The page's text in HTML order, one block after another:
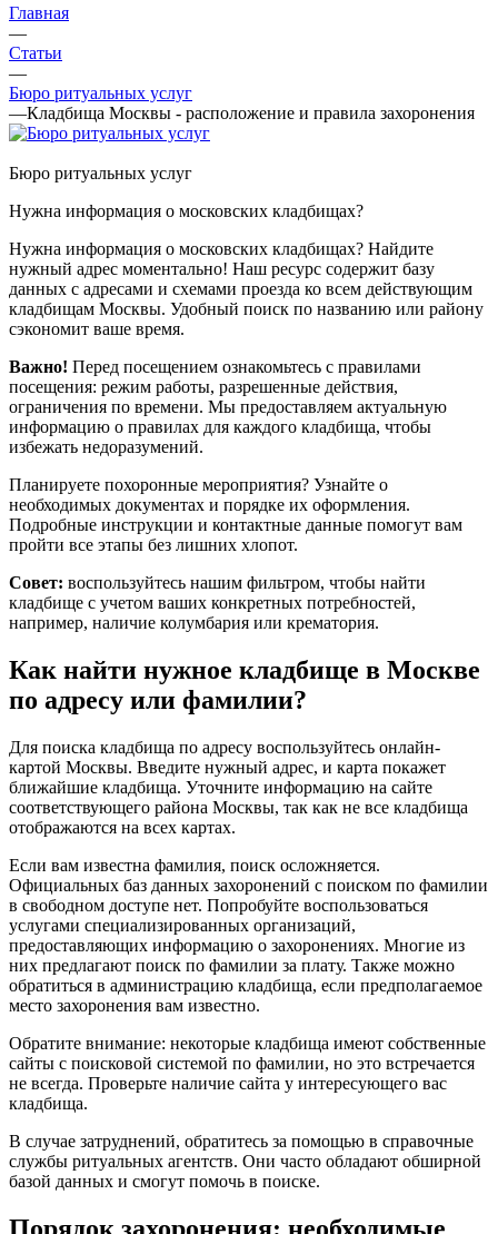
Главная
—
Статьи
—
Бюро ритуальных услуг
—Кладбища Москвы - расположение и правила захоронения
Бюро ритуальных услуг
Нужна информация о московских кладбищах?
Нужна информация о московских кладбищах? Найдите
нужный адрес моментально! Наш ресурс содержит базу
данных с адресами и схемами проезда ко всем действующим
кладбищам Москвы. Удобный поиск по названию или району
сэкономит ваше время.
Важно! Перед посещением ознакомьтесь с правилами
посещения: режим работы, разрешенные действия,
ограничения по времени. Мы предоставляем актуальную
информацию о правилах для каждого кладбища, чтобы
избежать недоразумений.
Планируете похоронные мероприятия? Узнайте о
необходимых документах и порядке их оформления.
Подробные инструкции и контактные данные помогут вам
пройти все этапы без лишних хлопот.
Совет: воспользуйтесь нашим фильтром, чтобы найти
кладбище с учетом ваших конкретных потребностей,
например, наличие колумбария или крематория.
Как найти нужное кладбище в Москве
по адресу или фамилии?
Для поиска кладбища по адресу воспользуйтесь онлайн-
картой Москвы. Введите нужный адрес, и карта покажет
ближайшие кладбища. Уточните информацию на сайте
соответствующего района Москвы, так как не все кладбища
отображаются на всех картах.
Если вам известна фамилия, поиск осложняется.
Официальных баз данных захоронений с поиском по фамилии
в свободном доступе нет. Попробуйте воспользоваться
услугами специализированных организаций,
предоставляющих информацию о захоронениях. Многие из
них предлагают поиск по фамилии за плату. Также можно
обратиться в администрацию кладбища, если предполагаемое
место захоронения вам известно.
Обратите внимание: некоторые кладбища имеют собственные
сайты с поисковой системой по фамилии, но это встречается
не всегда. Проверьте наличие сайта у интересующего вас
кладбища.
В случае затруднений, обратитесь за помощью в справочные
службы ритуальных агентств. Они часто обладают обширной
базой данных и смогут помочь в поиске.
Порядок захоронения: необходимые